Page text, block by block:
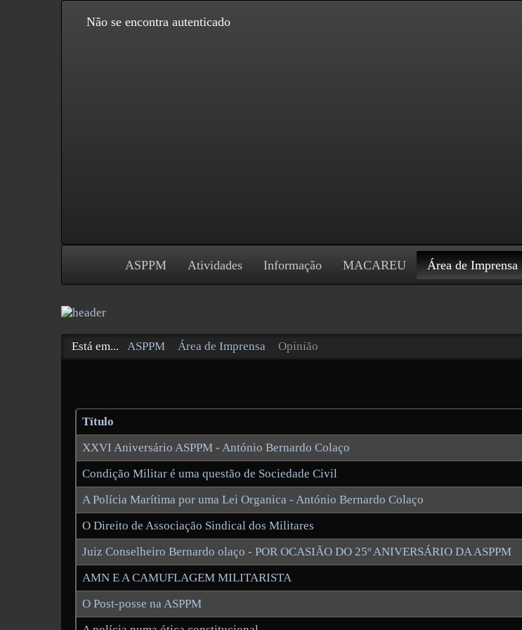
Não se encontra autenticado
ASPPM Atividades Informação MACAREU Área de Imprensa
Está em... ASPPM Área de Imprensa Opinião
Título
XXVI Aniversário ASPPM - António Bernardo Colaço
Condição Militar é uma questão de Sociedade Civil
A Polícia Marítima por uma Lei Organica - António Bernardo Colaço
O Direito de Associação Sindical dos Militares
Juiz Conselheiro Bernardo olaço - POR OCASIÃO DO 25º ANIVERSÁRIO DA ASPPM
AMN E A CAMUFLAGEM MILITARISTA
O Post-posse na ASPPM